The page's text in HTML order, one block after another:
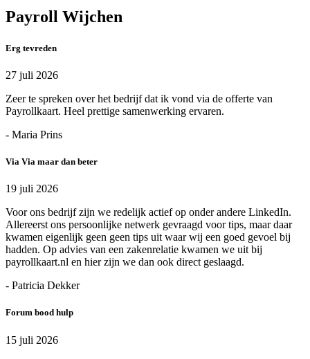
Payroll Wijchen
Erg tevreden
27 juli 2026
Zeer te spreken over het bedrijf dat ik vond via de offerte van
Payrollkaart. Heel prettige samenwerking ervaren.
- Maria Prins
Via Via maar dan beter
19 juli 2026
Voor ons bedrijf zijn we redelijk actief op onder andere LinkedIn.
Allereerst ons persoonlijke netwerk gevraagd voor tips, maar daar
kwamen eigenlijk geen geen tips uit waar wij een goed gevoel bij
hadden. Op advies van een zakenrelatie kwamen we uit bij
payrollkaart.nl en hier zijn we dan ook direct geslaagd.
- Patricia Dekker
Forum bood hulp
15 juli 2026